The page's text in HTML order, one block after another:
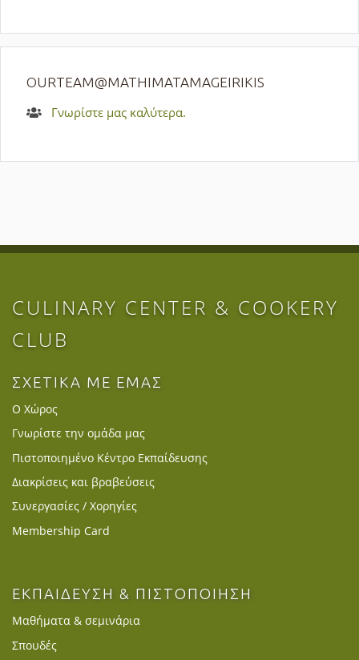
OURTEAM@MATHIMATAMAGEIRIKIS
Γνωρίστε μας καλύτερα.
CULINARY CENTER & COOKERY
CLUB
ΣΧΕΤΙΚΑ ΜΕ ΕΜΑΣ
Ο Χώρος
Γνωρίστε την ομάδα μας
Πιστοποιημένο Κέντρο Εκπαίδευσης
Διακρίσεις και βραβεύσεις
Συνεργασίες / Χορηγίες
Membership Card
ΕΚΠΑΙΔΕΥΣΗ & ΠΙΣΤΟΠΟΙΗΣΗ
Μαθήματα & σεμινάρια
Σπουδές